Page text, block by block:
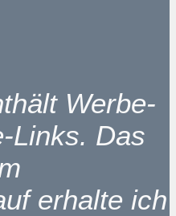
Werbe-
Links. Das
erhalte ich